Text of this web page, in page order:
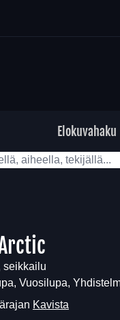
Elokuvahaku
seikkailu
Vuosilupa,
Kavista